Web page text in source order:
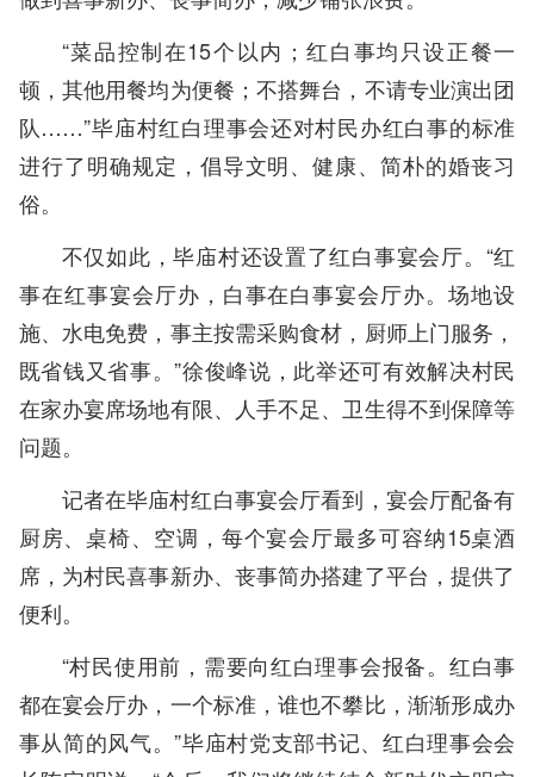
“菜品控制在15个以内；红白事均只设正餐一
顿，其他用餐均为便餐；不搭舞台，不请专业演出团
队……”毕庙村红白理事会还对村民办红白事的标准
进行了明确规定，倡导文明、健康、简朴的婚丧习
俗。
不仅如此，毕庙村还设置了红白事宴会厅。“红
事在红事宴会厅办，白事在白事宴会厅办。场地设
施、水电免费，事主按需采购食材，厨师上门服务，
既省钱又省事。”徐俊峰说，此举还可有效解决村民
在家办宴席场地有限、人手不足、卫生得不到保障等
问题。
记者在毕庙村红白事宴会厅看到，宴会厅配备有
厨房、桌椅、空调，每个宴会厅最多可容纳15桌酒
席，为村民喜事新办、丧事简办搭建了平台，提供了
便利。
“村民使用前，需要向红白理事会报备。红白事
都在宴会厅办，一个标准，谁也不攀比，渐渐形成办
事从简的风气。”毕庙村党支部书记、红白理事会会